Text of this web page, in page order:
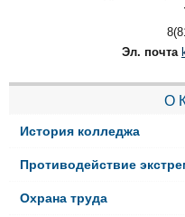
Эл. почта
О
История колледжа
Противодействие
Охрана труда